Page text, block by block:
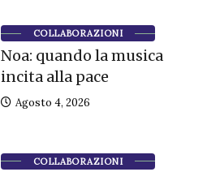
COLLABORAZIONI
Noa: quando la musica
incita alla pace
Agosto 4, 2026
COLLABORAZIONI